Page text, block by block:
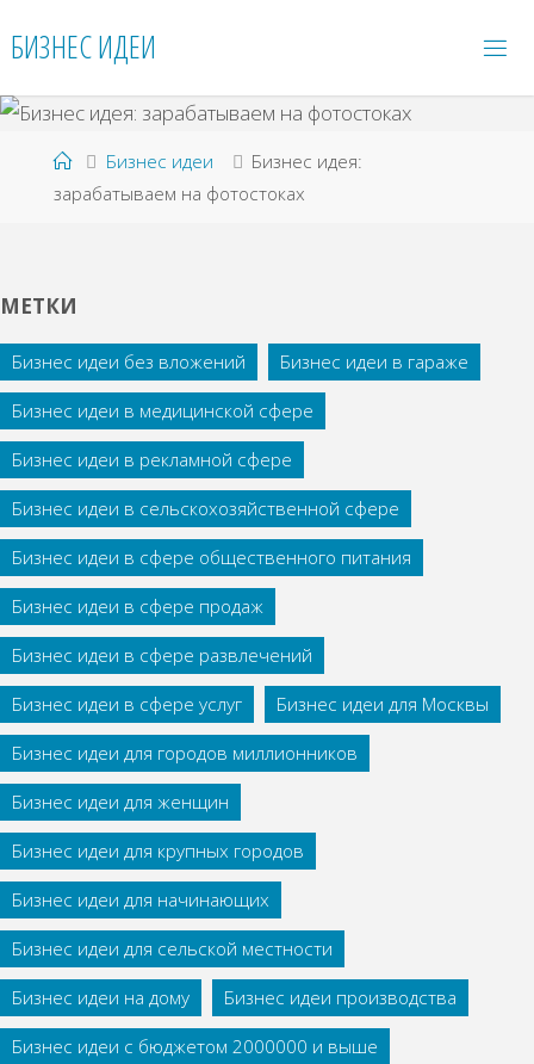
БИЗНЕС ИДЕИ
ГлавнаяБизнес идеи
Бизнес идея:
зарабатываем на фотостоках
МЕТКИ
Бизнес идеи без вложений
Бизнес идеи в гараже
Бизнес идеи в медицинской сфере
Бизнес идеи в рекламной сфере
Бизнес идеи в сельскохозяйственной сфере
Бизнес идеи в сфере общественного питания
Бизнес идеи в сфере продаж
Бизнес идеи в сфере развлечений
Бизнес идеи в сфере услуг
Бизнес идеи для Москвы
Бизнес идеи для городов миллионников
Бизнес идеи для женщин
Бизнес идеи для крупных городов
Бизнес идеи для начинающих
Бизнес идеи для сельской местности
Бизнес идеи на дому
Бизнес идеи производства
Бизнес идеи с бюджетом 2000000 и выше